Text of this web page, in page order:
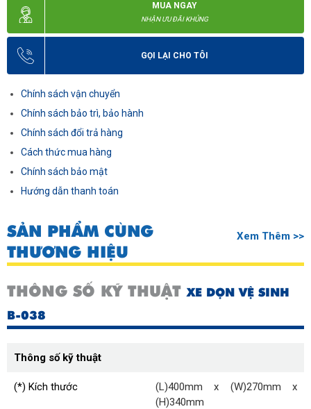
MUA NGAY
NHẬN ƯU ĐÃI KHỦNG
GỌI LẠI CHO TÔI
Chính sách vận chuyển
Chính sách bảo trì, bảo hành
Chính sách đổi trả hàng
Cách thức mua hàng
Chính sách bảo mật
Hướng dẫn thanh toán
SẢN PHẨM CÙNG
THƯƠNG HIỆU
Xem Thêm >>
THÔNG SỐ KỸ THUẬTXE DỌN VỆ SINH
B-038
Thông số kỹ thuật
(*) Kích thước
(L)400mm x (W)270mm x
(H)340mm